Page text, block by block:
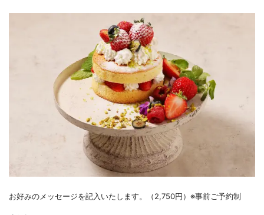
お好みのメッセージを記入いたします。（2,750円）※事前ご予約制